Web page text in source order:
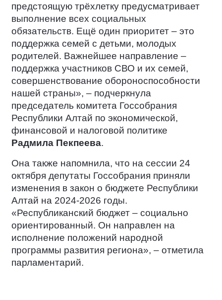
предстоящую трёхлетку предусматривает
выполнение всех социальных
обязательств. Ещё один приоритет – это
поддержка семей с детьми, молодых
родителей. Важнейшее направление –
поддержка участников СВО и их семей,
совершенствование обороноспособности
нашей страны», – подчеркнула
председатель комитета Госсобрания
Республики Алтай по экономической,
финансовой и налоговой политике
Радмила Пекпеева.
Она также напомнила, что на сессии 24
октября депутаты Госсобрания приняли
изменения в закон о бюджете Республики
Алтай на 2024-2026 годы.
«Республиканский бюджет – социально
ориентированный. Он направлен на
исполнение положений народной
программы развития региона», – отметила
парламентарий.